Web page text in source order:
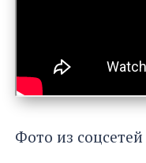
Фото из соцсетей